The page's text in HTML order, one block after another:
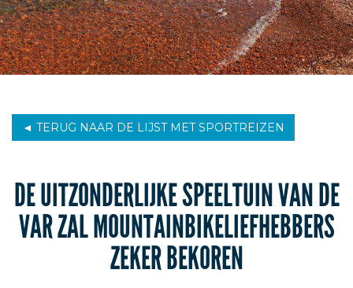
◄ TERUG NAAR DE LIJST MET SPORTREIZEN
DE UITZONDERLIJKE SPEELTUIN VAN DE
VAR ZAL MOUNTAINBIKELIEFHEBBERS
ZEKER BEKOREN